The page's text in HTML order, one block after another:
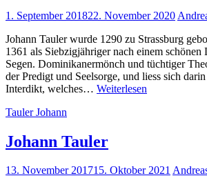
1. September 201822. November 2020
Johann Tauler wurde 1290 zu Strassburg
1361 als Siebzigjähriger nach einem schönen
Segen. Dominikanermönch und tüchtiger
der Predigt und Seelsorge, und liess sich
Interdikt, welches… Weiterlesen
Tauler Johann
Johann Tauler
13. November 201715. Oktober 2021